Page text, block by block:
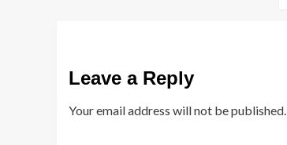
Leave a Reply
Your email address will not be published.